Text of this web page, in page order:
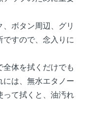
ボタン周辺、グリ
ですので、念入りに
体を拭くだけでも
には、無水エタノー
って拭くと、油汚れ